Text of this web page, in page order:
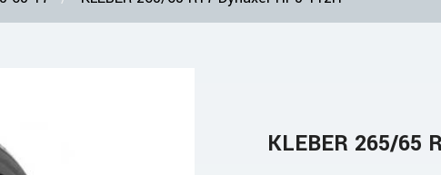
KLEBER 265/65